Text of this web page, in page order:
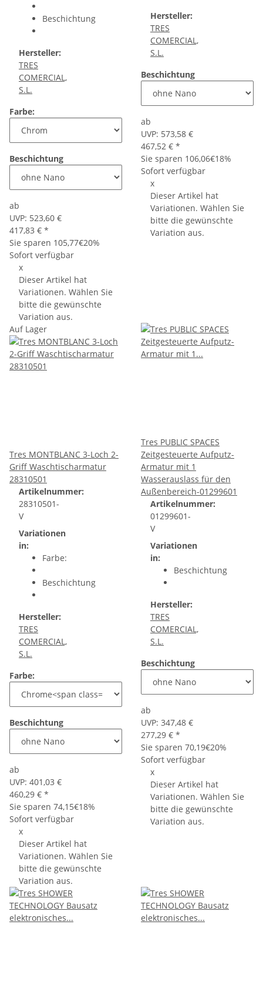
Beschichtung
Hersteller:
TRES
COMERCIAL,
S.L.
Farbe:
Beschichtung
ab
UVP: 523,60 €
417,83 € *
Sie sparen 105,77€20%
Sofort verfügbar
x
Dieser Artikel hat
Variationen. Wählen Sie
bitte die gewünschte
Variation aus.
Hersteller:
TRES
COMERCIAL,
S.L.
Beschichtung
ab
UVP: 573,58 €
467,52 € *
Sie sparen 106,06€18%
Sofort verfügbar
x
Dieser Artikel hat
Variationen. Wählen Sie
bitte die gewünschte
Variation aus.
Auf Lager
Tres MONTBLANC 3-Loch 2-
Griff Waschtischarmatur
28310501
Artikelnummer:
28310501-
V
Variationen
in:
Farbe:
Beschichtung
Hersteller:
TRES
COMERCIAL,
S.L.
Farbe:
Beschichtung
ab
UVP: 401,03 €
460,29 € *
Sie sparen 74,15€18%
Sofort verfügbar
x
Dieser Artikel hat
Variationen. Wählen Sie
bitte die gewünschte
Variation aus.
Tres PUBLIC SPACES
Zeitgesteuerte Aufputz-
Armatur mit 1
Wasserauslass für den
Außenbereich-01299601
Artikelnummer:
01299601-
V
Variationen
in:
Beschichtung
Hersteller:
TRES
COMERCIAL,
S.L.
Beschichtung
ab
UVP: 347,48 €
277,29 € *
Sie sparen 70,19€20%
Sofort verfügbar
x
Dieser Artikel hat
Variationen. Wählen Sie
bitte die gewünschte
Variation aus.